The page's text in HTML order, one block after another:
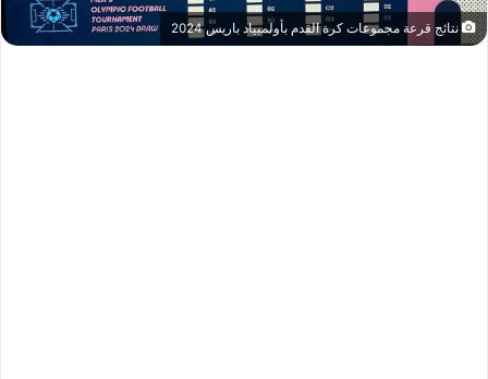
نتائج قرعة مجموعات كرة القدم بأولمبياد باريس 2024